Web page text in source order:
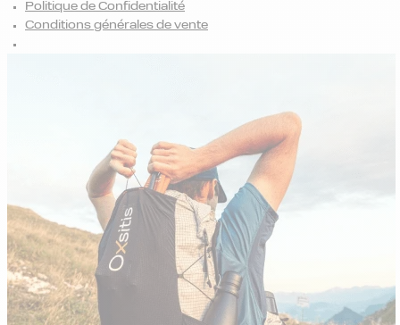
Politique de Confidentialité
Conditions générales de vente